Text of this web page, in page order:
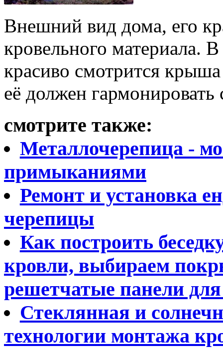
Внешний вид дома, его
кровельного материала.
красиво смотрится
её должен
смотрите также:
Металлочерепица -
примыканиями
Ремонт и установка
черепицы
Как построить
кровли, выбираем
решетчатые панели для
Стеклянная и
технологии монтажа